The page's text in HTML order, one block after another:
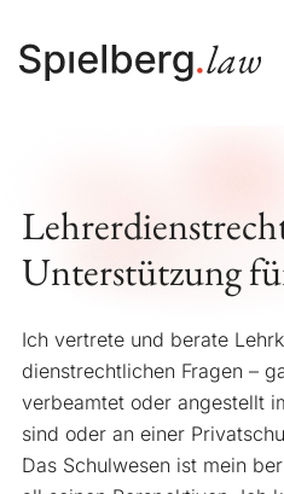
Unterstützung
Ich vertrete und berate
dienstrechtlichen Fragen –
verbeamtet oder angestellt
sind oder an einer
Das Schulwesen ist mein